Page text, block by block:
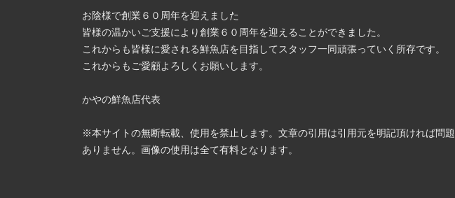
お陰様で創業６０周年を迎えました
皆様の温かいご支援により創業６０周年を迎えることができました。
これからも皆様に愛される鮮魚店を目指してスタッフ一同頑張っていく所存です。
これからもご愛顧よろしくお願いします。
かやの鮮魚店代表
※本サイトの無断転載、使用を禁止します。文章の引用は引用元を明記頂ければ問題
ありません。画像の使用は全て有料となります。